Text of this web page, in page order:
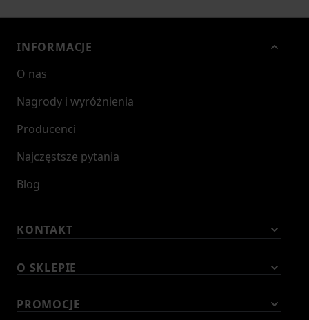
INFORMACJE
O nas
Nagrody i wyróżnienia
Producenci
Najczęstsze pytania
Blog
KONTAKT
O SKLEPIE
PROMOCJE